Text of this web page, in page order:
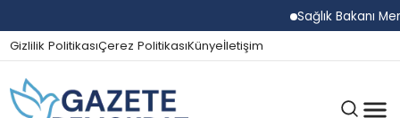
Sağlık Bakanı
Gizlilik PolitikasıÇerez PolitikasıKünyeİletişim